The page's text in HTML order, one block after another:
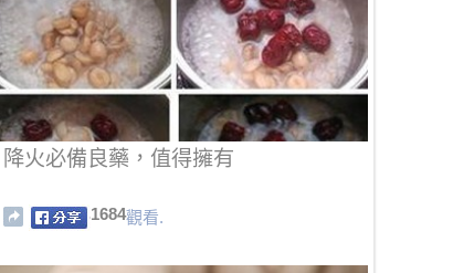
降火必備良藥，值得擁有
1684觀看.